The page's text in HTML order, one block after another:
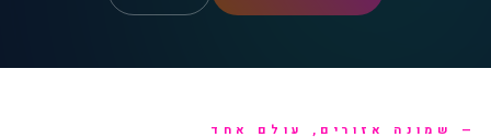
שמונה אזורים, עולם אחד